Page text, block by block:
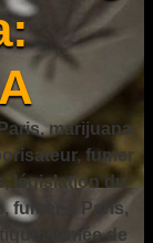
marijuana,
fumer
législation du
fumer à Paris,
fumée de